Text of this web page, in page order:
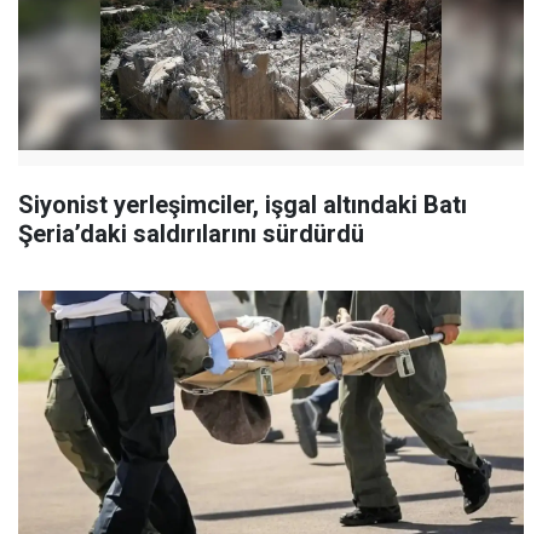
Siyonist yerleşimciler, işgal altındaki Batı
Şeria’daki saldırılarını sürdürdü